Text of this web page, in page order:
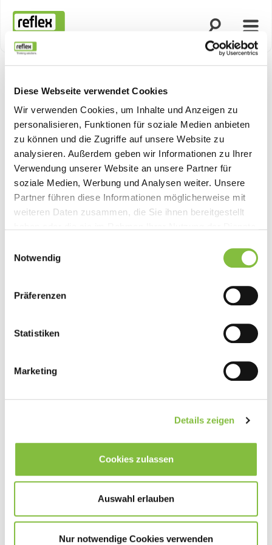
Diese Webseite verwendet Cookies
Wir verwenden Cookies, um Inhalte und Anzeigen zu
personalisieren, Funktionen für soziale Medien anbieten
zu können und die Zugriffe auf unsere Website zu
analysieren. Außerdem geben wir Informationen zu Ihrer
Verwendung unserer Website an unsere Partner für
soziale Medien, Werbung und Analysen weiter. Unsere
Partner führen diese Informationen möglicherweise mit
weiteren Daten zusammen, die Sie ihnen bereitgestellt
Notwendig
Präferenzen
Statistiken
Marketing
Details zeigen
Cookies zulassen
Auswahl erlauben
Nur notwendige Cookies verwenden
Startseite
Suche öffnen